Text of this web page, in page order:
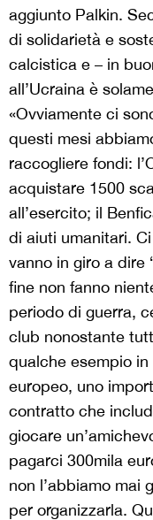
aggiunto Palkin.
di solidarietà e
calcistica e – in
all’Ucraina è
«Ovviamente ci
questi mesi
raccogliere fondi:
acquistare 1500
all’esercito; il
di aiuti umanitari.
vanno in giro a dire
fine non fanno
periodo di guerra,
club nonostante
qualche esempio in
europeo, uno
contratto che
giocare
pagarci 300mila
non l’abbiamo mai
per organizzarla.